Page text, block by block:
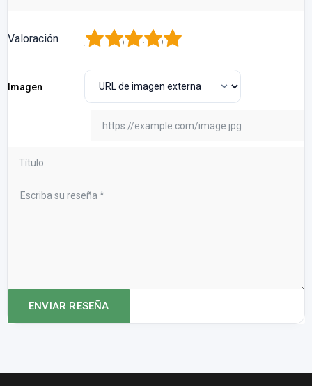
Valoración 5
4
3
2
Imagen